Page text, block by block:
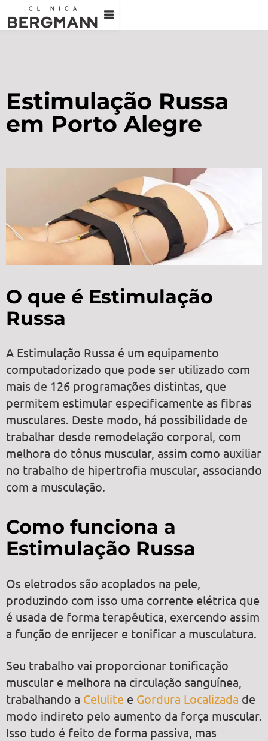
Estimulação Russa
em Porto Alegre
O que é Estimulação
Russa
A Estimulação Russa é um equipamento
computadorizado que pode ser utilizado com
mais de 126 programações distintas, que
permitem estimular especificamente as fibras
musculares. Deste modo, há possibilidade de
trabalhar desde remodelação corporal, com
melhora do tônus muscular, assim como auxiliar
no trabalho de hipertrofia muscular, associando
com a musculação.
Como funciona a
Estimulação Russa
Os eletrodos são acoplados na pele,
produzindo com isso uma corrente elétrica que
é usada de forma terapêutica, exercendo assim
a função de enrijecer e tonificar a musculatura.
Seu trabalho vai proporcionar tonificação
muscular e melhora na circulação sanguínea,
trabalhando a Celulite e Gordura Localizada de
modo indireto pelo aumento da força muscular.
Isso tudo é feito de forma passiva, mas